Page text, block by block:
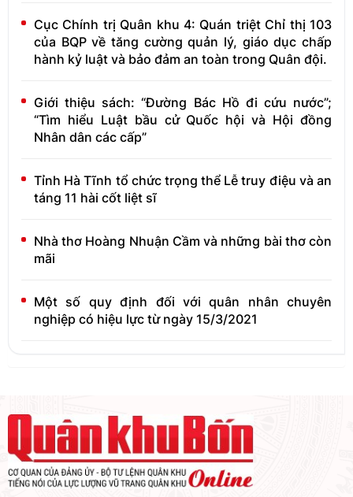
Cục Chính trị Quân khu 4: Quán triệt Chỉ thị 103
của BQP về tăng cường quản lý, giáo dục chấp
hành kỷ luật và bảo đảm an toàn trong Quân đội.
Giới thiệu sách: “Đường Bác Hồ đi cứu nước”;
“Tìm hiểu Luật bầu cử Quốc hội và Hội đồng
Nhân dân các cấp”
Tỉnh Hà Tĩnh tổ chức trọng thể Lễ truy điệu và an
táng 11 hài cốt liệt sĩ
Nhà thơ Hoàng Nhuận Cầm và những bài thơ còn
mãi
Một số quy định đối với quân nhân chuyên
nghiệp có hiệu lực từ ngày 15/3/2021